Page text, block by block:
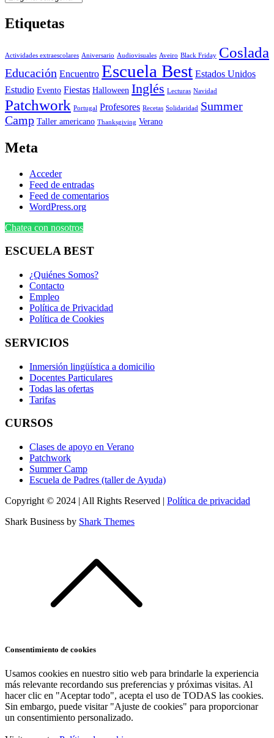
Etiquetas
Actividades extraescolares Aniversario Audiovisuales Aveiro Black Friday Coslada
Educación Encuentro Escuela Best Estados Unidos
Estudio Evento Fiestas Halloween Inglés Lecturas Navidad
Patchwork Portugal Profesores Recetas Solidaridad
Summer
Camp Taller americano Thanksgiving Verano
Meta
Acceder
Feed de entradas
Feed de comentarios
WordPress.org
Chatea con nosotros
ESCUELA BEST
¿Quiénes Somos?
Contacto
Empleo
Política de Privacidad
Política de Cookies
SERVICIOS
Inmersión lingüística a domicilio
Docentes Particulares
Todas las ofertas
Tarifas
CURSOS
Clases de apoyo en Verano
Patchwork
Summer Camp
Escuela de Padres (taller de Ayuda)
Copyright © 2024 | All Rights Reserved | Política de privacidad
Shark Business by Shark Themes
Consentimiento de cookies
Usamos cookies en nuestro sitio web para brindarle la experiencia
más relevante recordando sus preferencias y próximas visitas. Al
hacer clic en "Aceptar todo", acepta el uso de TODAS las cookies.
Sin embargo, puede visitar "Ajuste de cookies" para proporcionar
un consentimiento personalizado.